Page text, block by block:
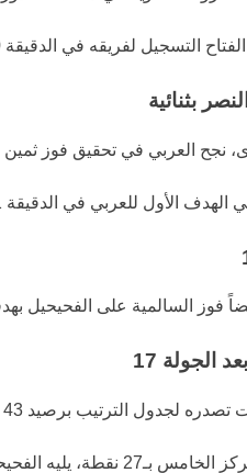
التسجيل لفريقه في الدقيقة 30 بعدما استغل كرة رأسية أمام المرمى، قبل أن يعزز
بثنائية
نجح العربي في تحقيق فوز
الهدف الأول للعربي في الدقيقة 21 برأسية متقنة، بينما أضاف نبيل مرموق الهدف الثاني مع بداية الشوط الثاني. أما هدف النصر الوحيد فجاء عن طريق كاسمير نينجا في الدقيقة 28.
فوز السالمية على الفحيحيل
الجولة 17
تصدره لجدول الترتيب برصيد 43 نقطة، يليه
الخامس بـ27 نقطة، يليه